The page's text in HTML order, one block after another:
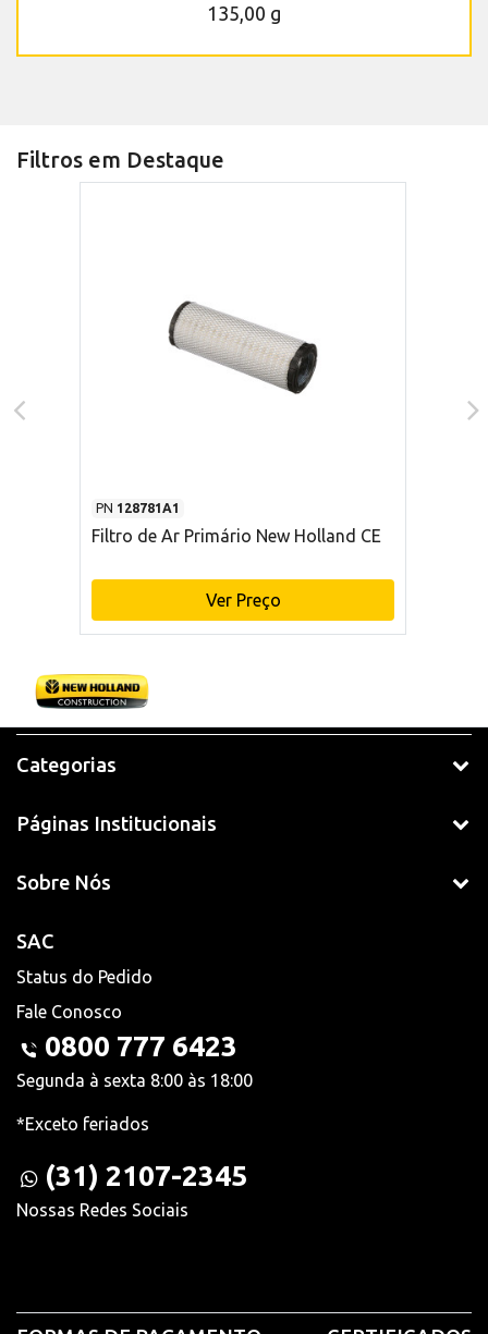
135,00 g
Filtros em Destaque
PN 128781A1
Filtro de Ar Primário New Holland CE
Ver Preço
Categorias
Páginas Institucionais
Sobre Nós
SAC
Status do Pedido
Fale Conosco
0800 777 6423
Segunda à sexta 8:00 às 18:00
*Exceto feriados
(31) 2107-2345
Nossas Redes Sociais